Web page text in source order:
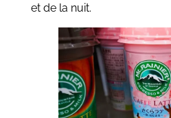
et de la nuit.